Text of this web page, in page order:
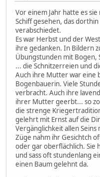
Vor einem Jahr hatte es
Schiff gesehen, das
verabschiedet.
Es war Herbst und der
ihre gedanken. In Bildern
Übungstunden mit Bogen,
... die Schnitzerreien und
Auch ihre Mutter war eine
Bogenbauerin. Viele
verbracht. Auch ihre
ihrer Mutter geerbt... so
die strenge
gelehrt mit Ernst auf die
Vergänglichkeit allen
Züge nahm ihr Gesichtch
oder gar oberflächlich. Sie
und sass oft stundenlang
einen Baum gelehnt da.